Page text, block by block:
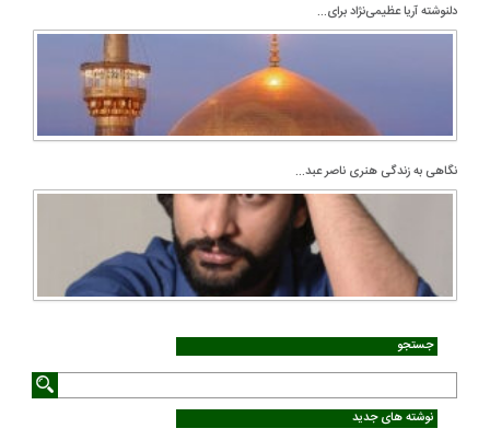
دلنوشته آریا عظیمی‌نژاد برای...
نگاهی به زندگی هنری ناصر عبد...
جستجو
نوشته های جدید